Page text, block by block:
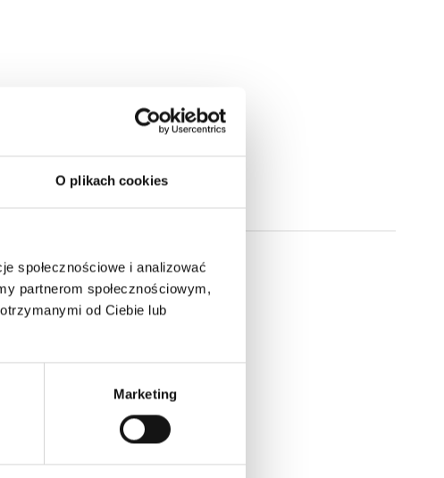
O plikach cookies
społecznościowe i analizować
partnerom społecznościowym,
od Ciebie lub
Marketing